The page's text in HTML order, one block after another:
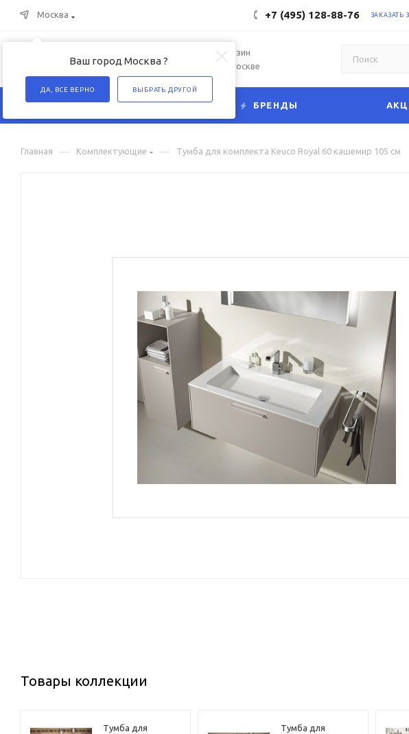
Москва
Ваш город Москва ?
ДА, ВСЕ ВЕРНО ВЫБРАТЬ ДРУГОЙ
+7 (495) 128-88-76 ЗАКАЗАТЬ
Интернет-магазин
сантехники в Москве
КАТАЛОГ БРЕНДЫ
Главная — Комплектующие — Тумба для комплекта Keuco Royal 60 кашемир 105 см
Товары коллекции
Тумба для
Тумба для